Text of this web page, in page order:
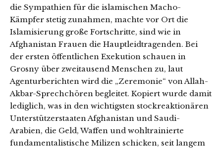
die Sympathien für die islamischen Macho-
Kämpfer stetig zunahmen, machte vor Ort die
Islamisierung große Fortschritte, sind wie in
Afghanistan Frauen die Hauptleidtragenden. Bei
der ersten öffentlichen Exekution schauen in
Grosny über zweitausend Menschen zu, laut
Agenturberichten wird die „Zeremonie“ von Allah-
Akbar-Sprechchören begleitet. Kopiert wurde damit
lediglich, was in den wichtigsten stockreaktionären
Unterstützerstaaten Afghanistan und Saudi-
Arabien, die Geld, Waffen und wohltrainierte
fundamentalistische Milizen schicken, seit langem